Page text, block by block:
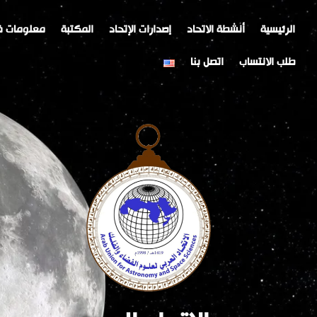
تخطي
إلى
المحتوى
الرئيسية أنشطة الاتحاد إصدارات الإتحاد المكتبة معلومات
طلب الانتساب
اتصل بنا
Post
navigation